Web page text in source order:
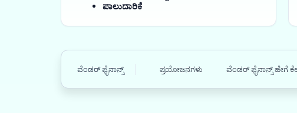
ಪಾಲುದಾರಿಕೆ
ವೆಂಡರ್ ಫೈನಾನ್ಸ್ ಪ್ರಯೋಜನಗಳು ವೆಂಡರ್ ಫೈನಾನ್ಸ್ ಹೇಗೆ